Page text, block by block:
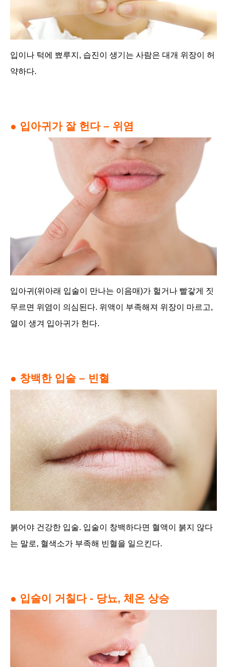
입이나 턱에 뾰루지, 습진이 생기는 사람은 대개 위장이 허
약하다.
● 입아귀가 잘 헌다 – 위염
입아귀(위아래 입술이 만나는 이음매)가 헐거나 빨갛게 짓
무르면 위염이 의심된다. 위액이 부족해져 위장이 마르고,
열이 생겨 입아귀가 헌다.
● 창백한 입술 – 빈혈
붉어야 건강한 입술. 입술이 창백하다면 혈액이 붉지 않다
는 말로, 혈색소가 부족해 빈혈을 일으킨다.
● 입술이 거칠다 - 당뇨, 체온 상승